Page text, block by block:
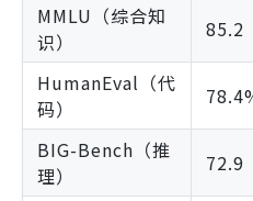
MMLU（综合知
识）
85.2
HumanEval（代
码）
BIG-Bench（推
理）
72.9